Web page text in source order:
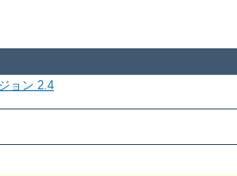
ョン 2.4